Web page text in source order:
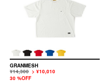
GRANMESH
¥14,300 > ¥10,010
30 %OFF